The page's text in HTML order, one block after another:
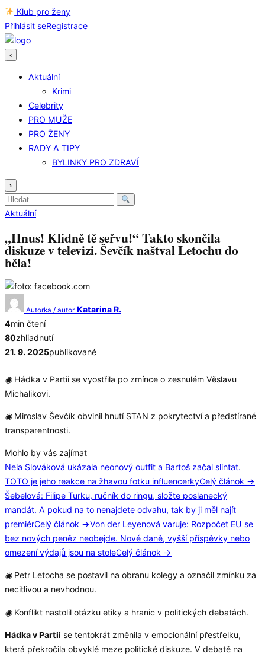
Klub pro ženy
Přihlásit seRegistrace
‹
Aktuální
Krimi
Celebrity
PRO MUŽE
PRO ŽENY
RADY A TIPY
BYLINKY PRO ZDRAVÍ
›
Hledat:
Aktuální
„Hnus! Klidně tě seřvu!“ Takto skončila
diskuze v televizi. Ševčík naštval Letochu do
běla!
Autorka / autor Katarina R.
4min čtení
80zhliadnutí
21. 9. 2025publikované
◉Hádka v Partii se vyostřila po zmínce o zesnulém Věslavu
Michalikovi.
◉Miroslav Ševčík obvinil hnutí STAN z pokrytectví a předstírané
transparentnosti.
Mohlo by vás zajímat
Nela Slováková ukázala neonový outfit a Bartoš začal slintat.
TOTO je jeho reakce na žhavou fotku influencerkyCelý článok →
Šebelová: Filipe Turku, ručník do ringu, složte poslanecký
mandát. A pokud na to nenajdete odvahu, tak by ji měl najít
premiérCelý článok →Von der Leyenová varuje: Rozpočet EU se
bez nových peněz neobejde. Nové daně, vyšší příspěvky nebo
omezení výdajů jsou na stoleCelý článok →
◉Petr Letocha se postavil na obranu kolegy a označil zmínku za
necitlivou a nevhodnou.
◉Konflikt nastolil otázku etiky a hranic v politických debatách.
Hádka v Partii se tentokrát změnila v emocionální přestřelku,
která překročila obvyklé meze politické diskuze. V debatě na